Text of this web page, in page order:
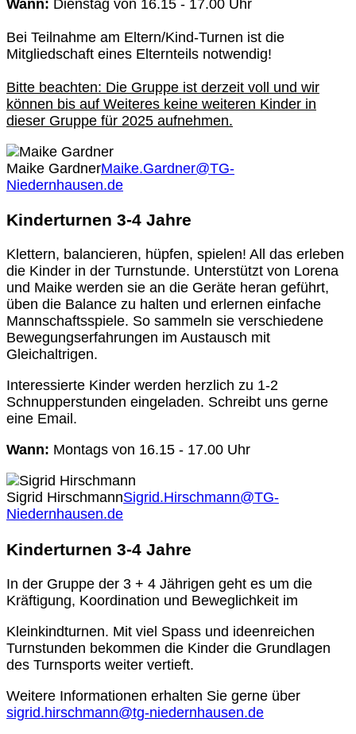
Wann: Dienstag von 16.15 - 17.00 Uhr
Bei Teilnahme am Eltern/Kind-Turnen ist die
Mitgliedschaft eines Elternteils notwendig!
Bitte beachten: Die Gruppe ist derzeit voll und wir
können bis auf Weiteres keine weiteren Kinder in
dieser Gruppe für 2025 aufnehmen.
Maike GardnerMaike.Gardner@TG-
Niedernhausen.de
Kinderturnen 3-4 Jahre
Klettern, balancieren, hüpfen, spielen! All das erleben
die Kinder in der Turnstunde. Unterstützt von Lorena
und Maike werden sie an die Geräte heran geführt,
üben die Balance zu halten und erlernen einfache
Mannschaftsspiele. So sammeln sie verschiedene
Bewegungserfahrungen im Austausch mit
Gleichaltrigen.
Interessierte Kinder werden herzlich zu 1-2
Schnupperstunden eingeladen. Schreibt uns gerne
eine Email.
Wann: Montags von 16.15 - 17.00 Uhr
Sigrid HirschmannSigrid.Hirschmann@TG-
Niedernhausen.de
Kinderturnen 3-4 Jahre
In der Gruppe der 3 + 4 Jährigen geht es um die
Kräftigung, Koordination und Beweglichkeit im
Kleinkindturnen. Mit viel Spass und ideenreichen
Turnstunden bekommen die Kinder die Grundlagen
des Turnsports weiter vertieft.
Weitere Informationen erhalten Sie gerne über
sigrid.hirschmann@tg-niedernhausen.de